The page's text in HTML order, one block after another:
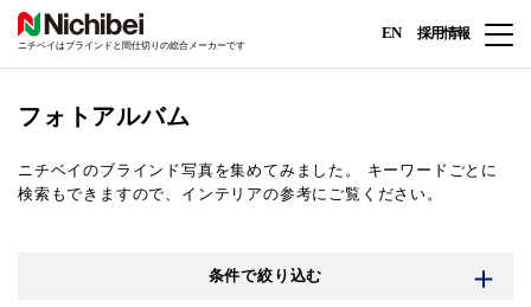
ニチベイはブラインドと間仕切りの総合メーカーです
EN 採用情報
フォトアルバム
ニチベイのブラインド写真を集めてみました。
キーワードごとに
検索もできますので、インテリアの参考にご覧ください。
条件で絞り込む